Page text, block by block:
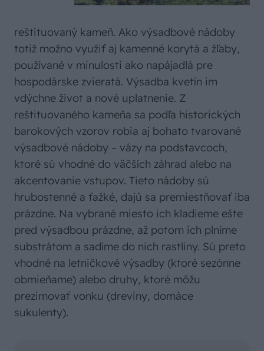
reštituovaný kameň. Ako výsadbové nádoby
totiž možno využiť aj kamenné korytá a žľaby,
používané v minulosti ako napájadlá pre
hospodárske zvieratá. Výsadba kvetín im
vdýchne život a nové uplatnenie. Z
reštituovaného kameňa sa podľa historických
barokových vzorov robia aj bohato tvarované
výsadbové nádoby – vázy na podstavcoch,
ktoré sú vhodné do väčších záhrad alebo na
akcentovanie vstupov. Tieto nádoby sú
hrubostenné a ťažké, dajú sa premiestňovať iba
prázdne. Na vybrané miesto ich kladieme ešte
pred výsadbou prázdne, až potom ich plníme
substrátom a sadíme do nich rastliny. Sú preto
vhodné na letničkové výsadby (ktoré sezónne
obmieňame) alebo druhy, ktoré môžu
prezimovať vonku (dreviny, domáce
sukulenty).